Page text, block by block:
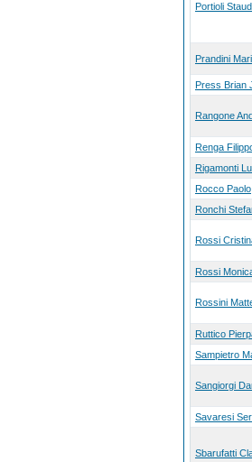
Portioli
Prandini
Press Brian
Rangone
Renga
Rigamonti
Rocco Paolo
Ronchi
Rossi
Rossi
Rossini
Ruttico
Sampietro
Sangiorgi
Savaresi
Sbarufatti